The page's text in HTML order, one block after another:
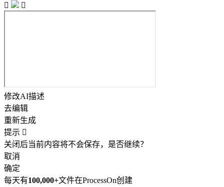


修改AI描述
去编辑
重新生成
提示 
关闭后当前内容将不会保存，是否继续？
取消
确定
每天有100,000+文件在ProcessOn创建